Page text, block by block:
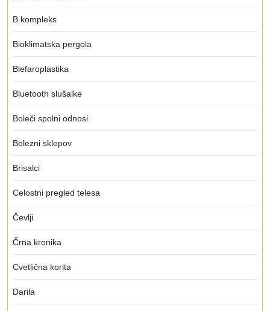
B kompleks
Bioklimatska pergola
Blefaroplastika
Bluetooth slušalke
Boleči spolni odnosi
Bolezni sklepov
Brisalci
Celostni pregled telesa
Čevlji
Črna kronika
Cvetlična korita
Darila